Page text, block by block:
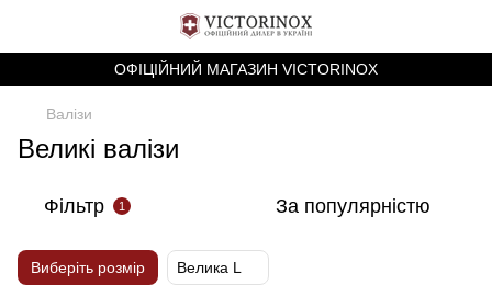
ОФІЦІЙНИЙ МАГАЗИН VICTORINOX
Валізи
Великі валізи
Фільтр 1 За популярністю
Виберіть розмір Велика L